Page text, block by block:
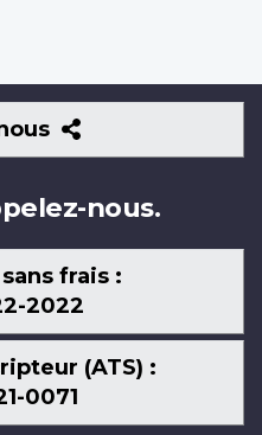
Suivez-
nous
nous.
frais :
2022
(ATS) :
0071